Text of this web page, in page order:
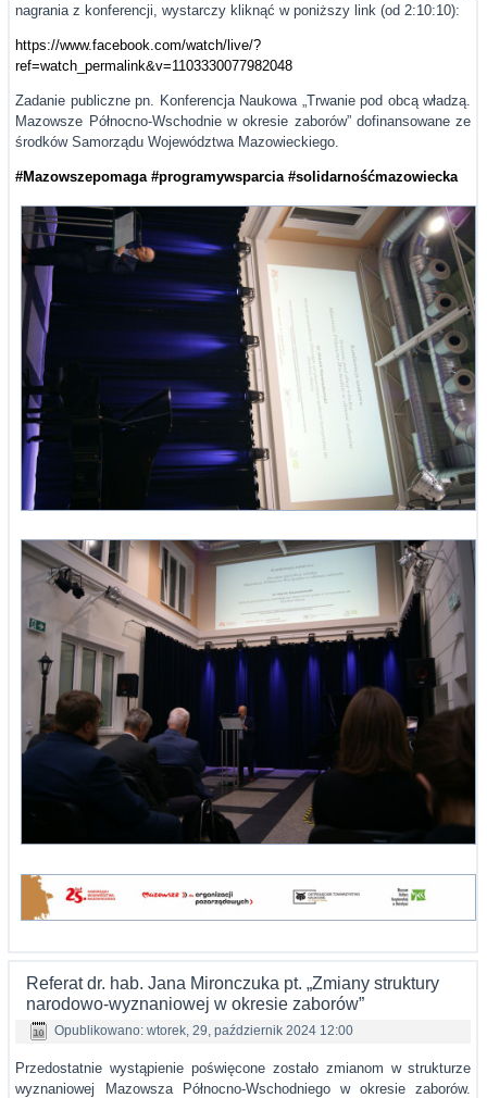
nagrania z konferencji, wystarczy kliknąć w poniższy link (od 2:10:10):
https://www.facebook.com/watch/live/?
ref=watch_permalink&v=1103330077982048
Zadanie publiczne pn. Konferencja Naukowa „Trwanie pod obcą władzą.
Mazowsze Północno-Wschodnie w okresie zaborów” dofinansowane ze
środków Samorządu Województwa Mazowieckiego.
#Mazowszepomaga #programywsparcia #solidarnośćmazowiecka
Referat dr. hab. Jana Mironczuka pt. „Zmiany struktury
narodowo-wyznaniowej w okresie zaborów”
Opublikowano: wtorek, 29, październik 2024 12:00
Przedostatnie wystąpienie poświęcone zostało zmianom w strukturze
wyznaniowej Mazowsza Północno-Wschodniego w okresie zaborów.